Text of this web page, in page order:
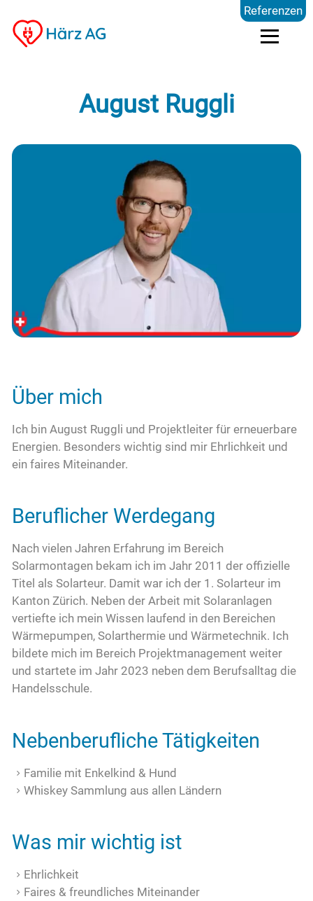
Dienstleistungen
Kompetenzen
Referenzen
Über uns
Kontakt
August Ruggli
Über mich
Ich bin August Ruggli und Projektleiter für erneuerbare
Energien. Besonders wichtig sind mir Ehrlichkeit und
ein faires Miteinander.
Beruflicher Werdegang
Nach vielen Jahren Erfahrung im Bereich
Solarmontagen bekam ich im Jahr 2011 der offizielle
Titel als Solarteur. Damit war ich der 1. Solarteur im
Kanton Zürich. Neben der Arbeit mit Solaranlagen
vertiefte ich mein Wissen laufend in den Bereichen
Wärmepumpen, Solarthermie und Wärmetechnik. Ich
bildete mich im Bereich Projektmanagement weiter
und startete im Jahr 2023 neben dem Berufsalltag die
Handelsschule.
Nebenberufliche Tätigkeiten
Familie mit Enkelkind & Hund
Whiskey Sammlung aus allen Ländern
Was mir wichtig ist
Ehrlichkeit
Faires & freundliches Miteinander
Referenzen